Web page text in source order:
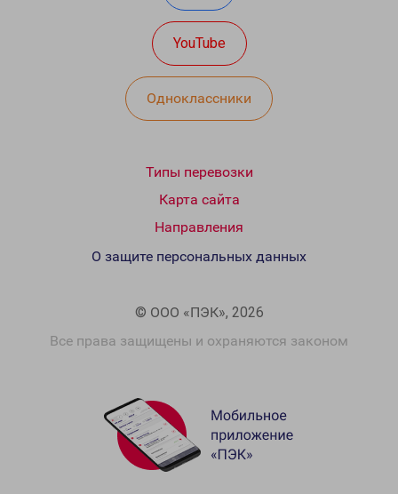
YouTube
Одноклассники
Типы перевозки
Карта сайта
Направления
© ООО «ПЭК», 2026
Все права защищены и охраняются законом
О защите персональных данных